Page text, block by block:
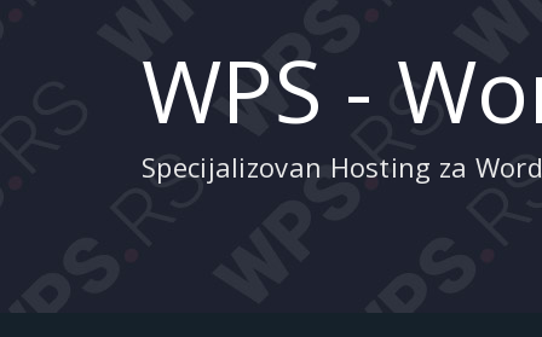
WPS -
Specijalizovan Hosting za